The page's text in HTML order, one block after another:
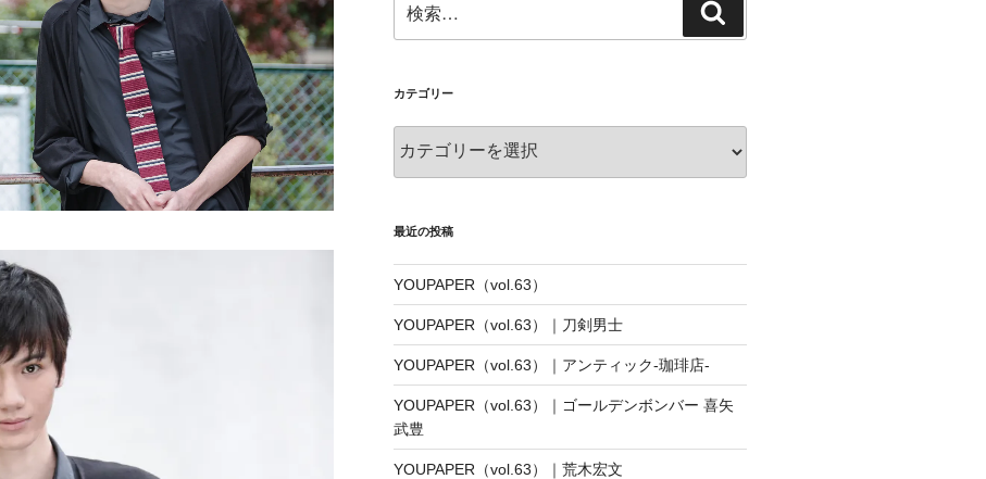
索:
索
カテゴリー
テ
ー
最近の投稿
YOUPAPER（vol.63）
YOUPAPER（vol.63）｜刀剣男士
YOUPAPER（vol.63）｜アンティック-珈琲店-
YOUPAPER（vol.63）｜ゴールデンボンバー 喜矢
武豊
YOUPAPER（vol.63）｜荒木宏文